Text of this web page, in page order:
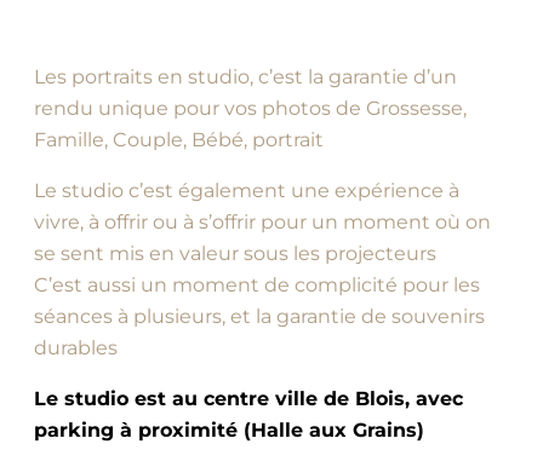
Les portraits en studio, c’est la garantie d’un
rendu unique pour vos photos de Grossesse,
Famille, Couple, Bébé, portrait
Le studio c’est également une expérience à
vivre, à offrir ou à s’offrir pour un moment où on
se sent mis en valeur sous les projecteurs
C’est aussi un moment de complicité pour les
séances à plusieurs, et la garantie de souvenirs
durables
Le studio est au centre ville de Blois, avec
parking à proximité (Halle aux Grains)